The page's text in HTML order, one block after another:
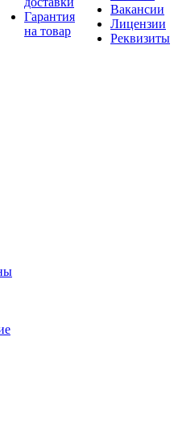
Гарантия
на товар
Вакансии
Лицензии
Реквизиты